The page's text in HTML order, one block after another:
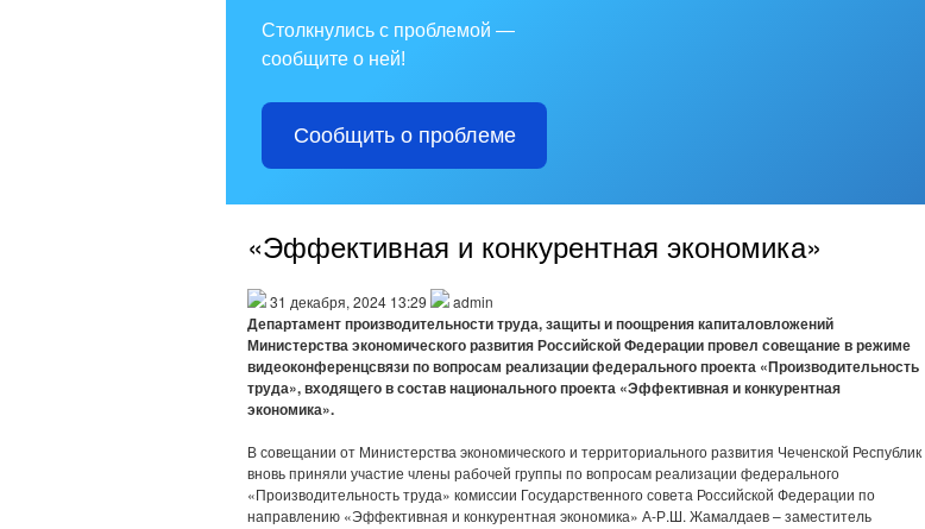
Столкнулись с проблемой —
сообщите о ней!
Сообщить о проблеме
«Эффективная и конкурентная экономика»
31 декабря, 2024 13:29 admin
Департамент производительности труда, защиты и поощрения капиталовложений
Министерства экономического развития Российской Федерации провел совещание в режиме
видеоконференцсвязи по вопросам реализации федерального проекта «Производительность
труда», входящего в состав национального проекта «Эффективная и конкурентная
экономика».
В совещании от Министерства экономического и территориального развития Чеченской Республик
вновь приняли участие члены рабочей группы по вопросам реализации федерального
«Производительность труда» комиссии Государственного совета Российской Федерации по
направлению «Эффективная и конкурентная экономика» А-Р.Ш. Жамалдаев – заместитель